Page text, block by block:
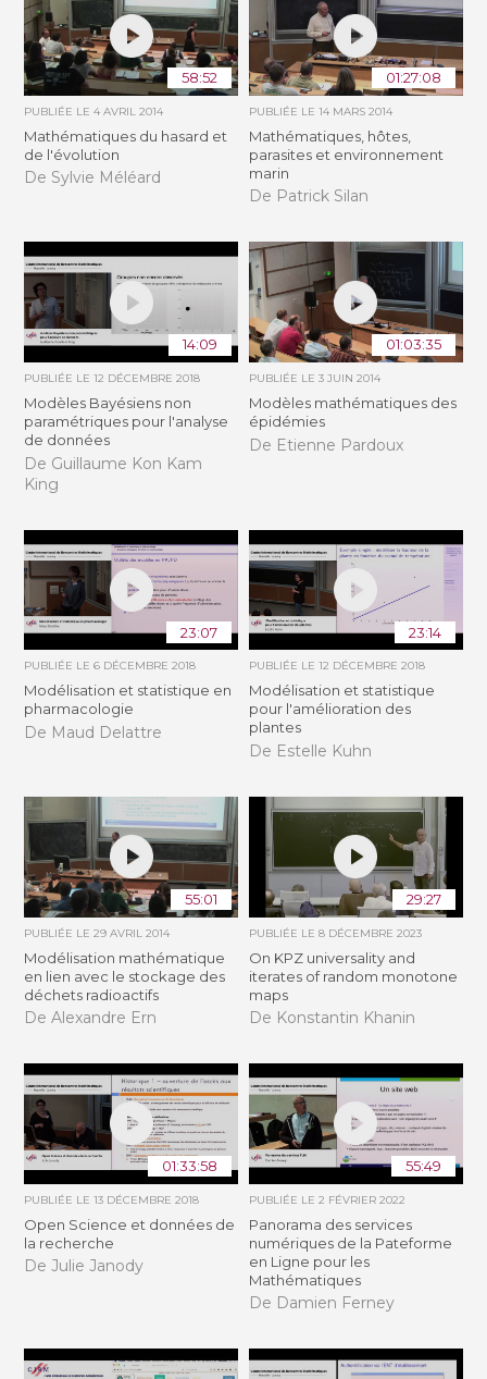
58:52
PUBLIÉE LE4 AVRIL 2014
Mathématiques du hasard et
de l'évolution
De Sylvie Méléard
01:27:08
PUBLIÉE LE 14 MARS 2014
Mathématiques, hôtes,
parasites et environnement
marin
De Patrick Silan
14:09
PUBLIÉE LE12 DÉCEMBRE 2018
Modèles Bayésiens non
paramétriques pour l'analyse
de données
De Guillaume Kon Kam
King
01:03:35
PUBLIÉE LE 3 JUIN 2014
Modèles mathématiques des
épidémies
De Etienne Pardoux
23:07
PUBLIÉE LE6 DÉCEMBRE 2018
Modélisation et statistique en
pharmacologie
De Maud Delattre
23:14
PUBLIÉE LE 12 DÉCEMBRE 2018
Modélisation et statistique
pour l'amélioration des
plantes
De Estelle Kuhn
55:01
PUBLIÉE LE29 AVRIL 2014
Modélisation mathématique
en lien avec le stockage des
déchets radioactifs
De Alexandre Ern
29:27
PUBLIÉE LE 8 DÉCEMBRE 2023
On KPZ universality and
iterates of random monotone
maps
De Konstantin Khanin
01:33:58
PUBLIÉE LE13 DÉCEMBRE 2018
Open Science et données de
la recherche
De Julie Janody
55:49
PUBLIÉE LE 2 FÉVRIER 2022
Panorama des services
numériques de la Pateforme
en Ligne pour les
Mathématiques
De Damien Ferney